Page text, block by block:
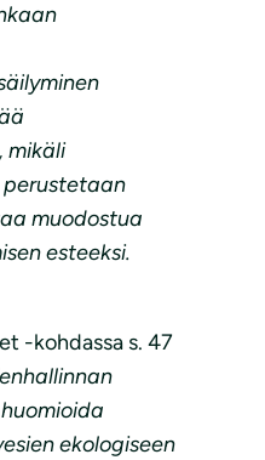
mikäli
muodostua
esteeksi.
-kohdassa s. 47
ekologiseen